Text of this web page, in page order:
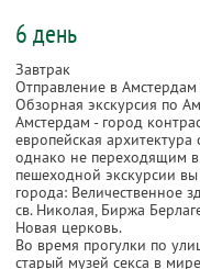
6 день
Завтрак
Отправление в Амстердам
Обзорная экскурсия по
Амстердам - город
европейская
однако не переходящим
пешеходной экскурсии
города: Величественное
св. Николая, Биржа
Новая церковь.
Во время прогулки по
старый музей секса в